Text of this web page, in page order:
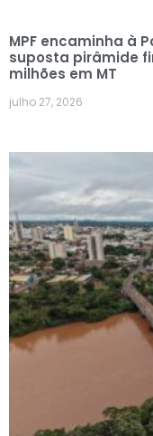
MPF encaminha à
suposta pirâmide
milhões em MT
julho 27, 2026